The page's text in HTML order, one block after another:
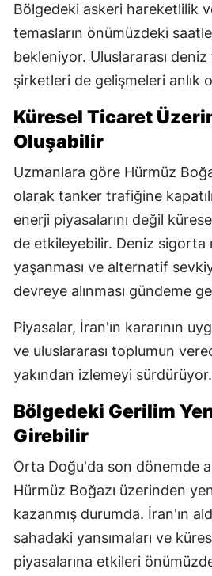
Bölgedeki askeri hareketlilik
temasların önümüzdeki
bekleniyor. Uluslararası deniz
şirketleri de gelişmeleri anlık
Küresel Ticaret
Oluşabilir
Uzmanlara göre Hürmüz
olarak tanker trafiğine
enerji piyasalarını değil
de etkileyebilir. Deniz sigorta
yaşanması ve alternatif
devreye alınması gündeme
Piyasalar, İran'ın kararının
ve uluslararası toplumun
yakından izlemeyi sürdürüyor.
Bölgedeki Gerilim
Girebilir
Orta Doğu'da son dönemde
Hürmüz Boğazı üzerinden
kazanmış durumda. İran'ın
sahadaki yansımaları ve
piyasalarına etkileri